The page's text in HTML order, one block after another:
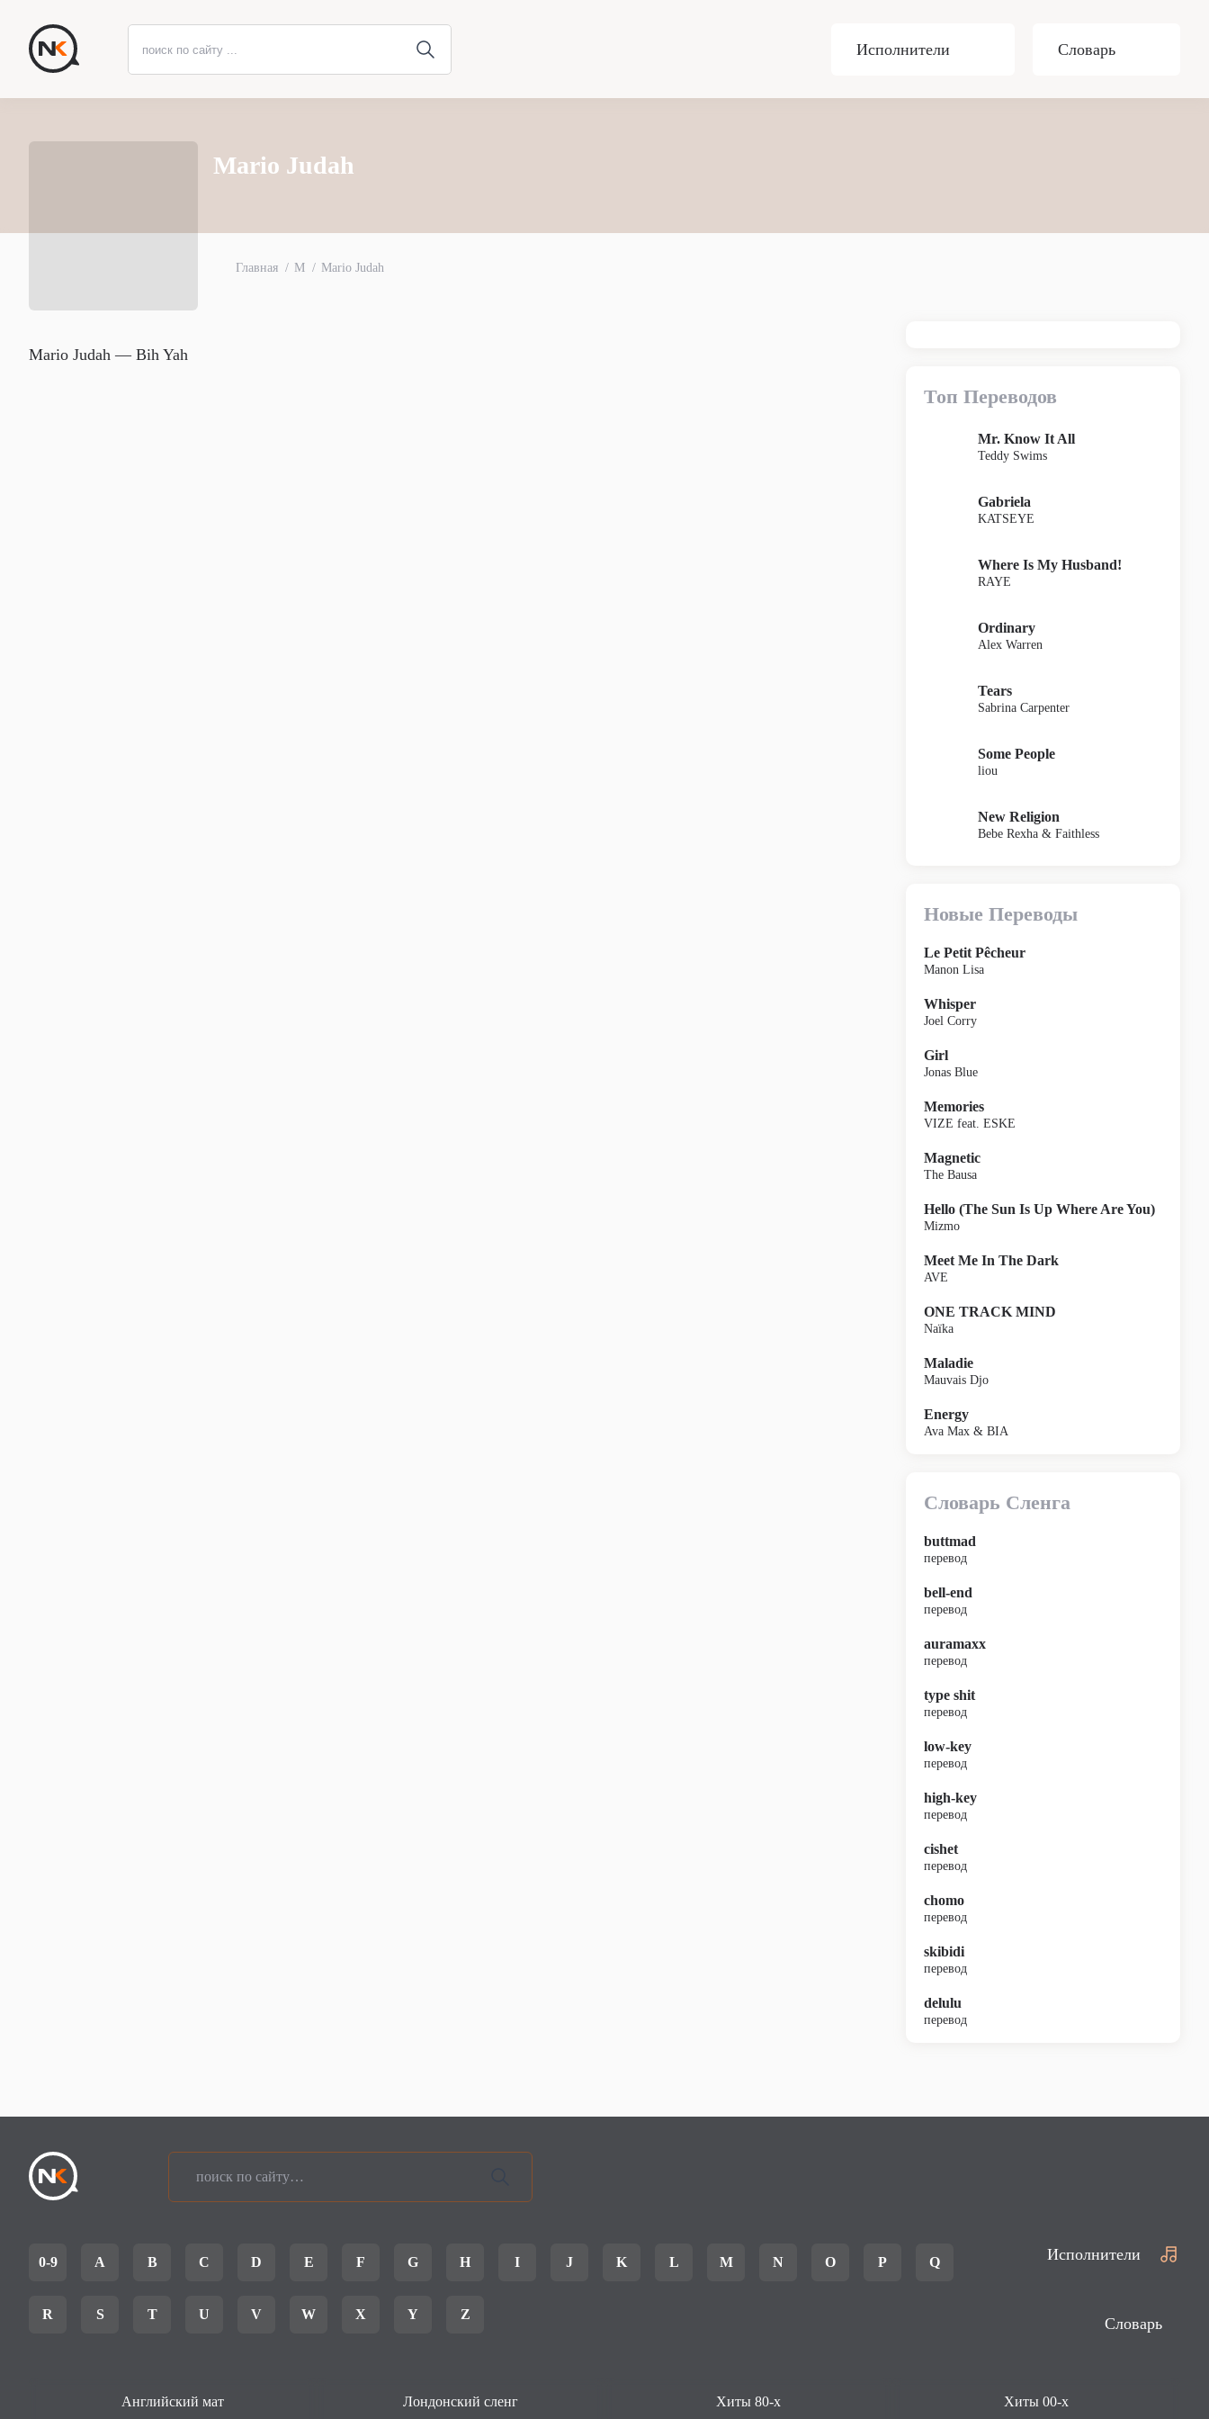
Исполнители Словарь
Mario Judah
Главная M Mario Judah
Mario Judah — Bih Yah
Топ Переводов
Mr. Know It All
Teddy Swims
Gabriela
KATSEYE
Where Is My Husband!
RAYE
Ordinary
Alex Warren
Tears
Sabrina Carpenter
Some People
liou
New Religion
Bebe Rexha & Faithless
Новые Переводы
Le Petit Pêcheur
Manon Lisa
Whisper
Joel Corry
Girl
Jonas Blue
Memories
VIZE feat. ESKE
Magnetic
The Bausa
Hello (The Sun Is Up Where Are You)
Mizmo
Meet Me In The Dark
AVE
ONE TRACK MIND
Naïka
Maladie
Mauvais Djo
Energy
Ava Max & BIA
Словарь Сленга
buttmad
перевод
bell-end
перевод
auramaxx
перевод
type shit
перевод
low-key
перевод
high-key
перевод
cishet
перевод
chomo
перевод
skibidi
перевод
delulu
перевод
0-9 A B C D E F G H I J K L M N O P Q
R S T U V W X Y Z
Исполнители
Словарь
Английский мат Лондонский сленг Хиты 80-х Хиты 00-х